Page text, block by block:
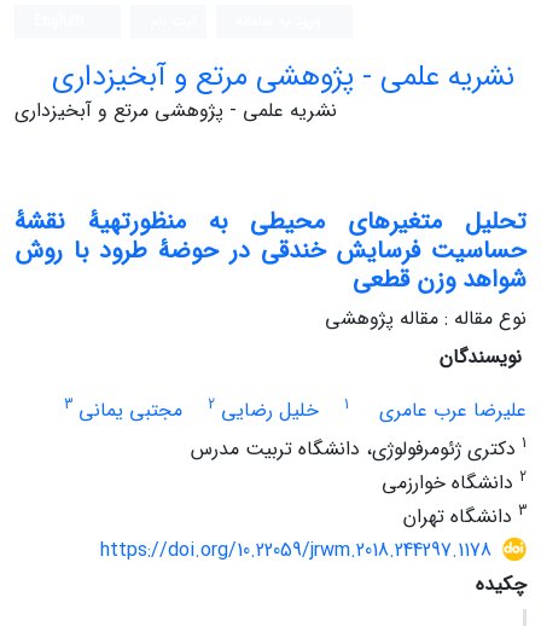
نشریه علمی - پژوهشی مرتع و آبخیزداری
نشریه علمی - پژوهشی مرتع و آبخیزداری
تحلیل متغیرهای محیطی به منظورتهیۀ نقشۀ
حساسیت فرسایش خندقی در حوضۀ طرود با روش
شواهد وزن قطعی
نوع مقاله : مقاله پژوهشی
نویسندگان
علیرضا عرب عامری
1 خلیل رضایی 2 مجتبی یمانی 3
1 دکتری ژئومرفولوژی، دانشگاه تربیت مدرس
2 دانشگاه خوارزمی
3 دانشگاه تهران
https://doi.org/10.22059/jrwm.2018.244297.1178
چکیده